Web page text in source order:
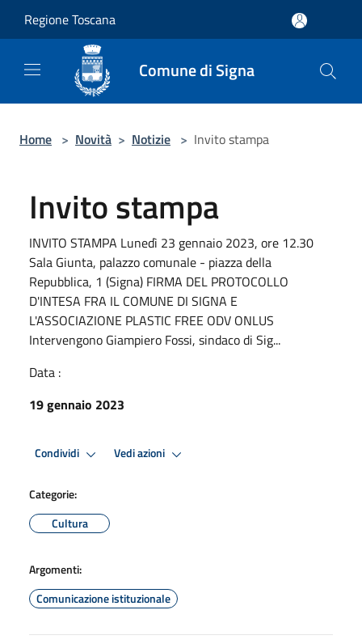
Regione Toscana
Comune di Signa
Home > Novità > Notizie > Invito stampa
Invito stampa
INVITO STAMPA Lunedì 23 gennaio 2023, ore 12.30
Sala Giunta, palazzo comunale - piazza della
Repubblica, 1 (Signa) FIRMA DEL PROTOCOLLO
D'INTESA FRA IL COMUNE DI SIGNA E
L'ASSOCIAZIONE PLASTIC FREE ODV ONLUS
Intervengono Giampiero Fossi, sindaco di Sig...
Data :
19 gennaio 2023
Condividi Vedi azioni
Categorie:
Cultura
Argomenti:
Comunicazione istituzionale